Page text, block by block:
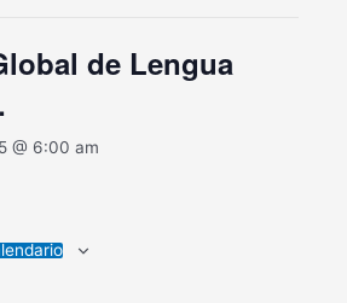
de Lengua
@ 6:00 am